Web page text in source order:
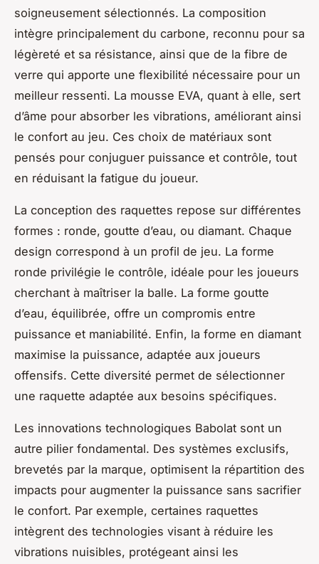
soigneusement sélectionnés. La composition
intègre principalement du carbone, reconnu pour sa
légèreté et sa résistance, ainsi que de la fibre de
verre qui apporte une flexibilité nécessaire pour un
meilleur ressenti. La mousse EVA, quant à elle, sert
d’âme pour absorber les vibrations, améliorant ainsi
le confort au jeu. Ces choix de matériaux sont
pensés pour conjuguer puissance et contrôle, tout
en réduisant la fatigue du joueur.
La conception des raquettes repose sur différentes
formes : ronde, goutte d’eau, ou diamant. Chaque
design correspond à un profil de jeu. La forme
ronde privilégie le contrôle, idéale pour les joueurs
cherchant à maîtriser la balle. La forme goutte
d’eau, équilibrée, offre un compromis entre
puissance et maniabilité. Enfin, la forme en diamant
maximise la puissance, adaptée aux joueurs
offensifs. Cette diversité permet de sélectionner
une raquette adaptée aux besoins spécifiques.
Les innovations technologiques Babolat sont un
autre pilier fondamental. Des systèmes exclusifs,
brevetés par la marque, optimisent la répartition des
impacts pour augmenter la puissance sans sacrifier
le confort. Par exemple, certaines raquettes
intègrent des technologies visant à réduire les
vibrations nuisibles, protégeant ainsi les